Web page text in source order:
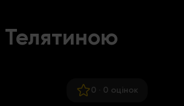
0 · 0 оцінок